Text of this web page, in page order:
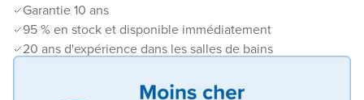
Garantie 10 ans
95 % en stock et disponible immédiatement
20 ans d'expérience dans les salles de bains